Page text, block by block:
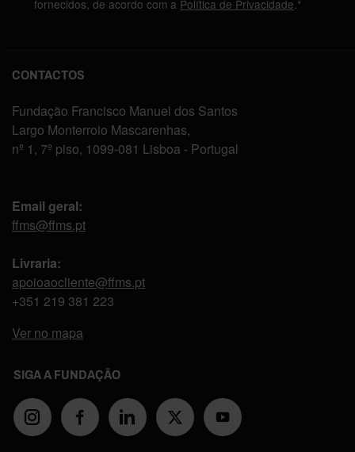
fornecidos, de acordo com a Política de Privacidade .*
CONTACTOS
Fundação Francisco Manuel dos Santos
Largo Monterroio Mascarenhas,
nº 1, 7º piso, 1099-081 Lisboa - Portugal
Email geral:
ffms@ffms.pt
Livraria:
apoioaocliente@ffms.pt
+351 219 381 223
Ver no mapa
SIGA A FUNDAÇÃO